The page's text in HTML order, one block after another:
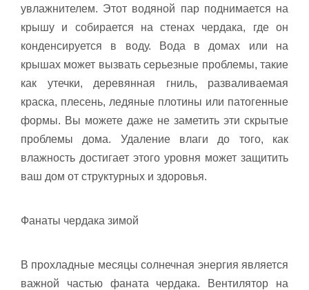
увлажнителем. Этот водяной пар поднимается на
крышу и собирается на стенах чердака, где он
конденсируется в воду. Вода в домах или на
крышах может вызвать серьезные проблемы, такие
как утечки, деревянная гниль, разваливаемая
краска, плесень, ледяные плотины или патогенные
формы. Вы можете даже не заметить эти скрытые
проблемы дома. Удаление влаги до того, как
влажность достигает этого уровня может защитить
ваш дом от структурных и здоровья.
Фанаты чердака зимой
В прохладные месяцы солнечная энергия является
важной частью фаната чердака. Вентилятор на